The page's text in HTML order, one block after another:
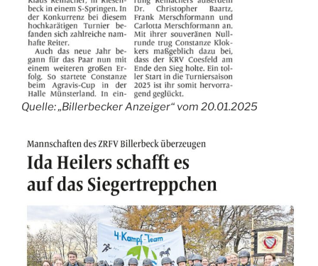
Quelle: „Billerbecker Anzeiger“ vom 20.01.2025